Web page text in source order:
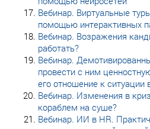
Вебинар. Виртуальные
помощью интерактивных
Вебинар. Возражения
работать?
Вебинар.
провести с ним
его отношение к ситуации
Вебинар. Изменения в
кораблем на суше?
Вебинар. ИИ в HR.